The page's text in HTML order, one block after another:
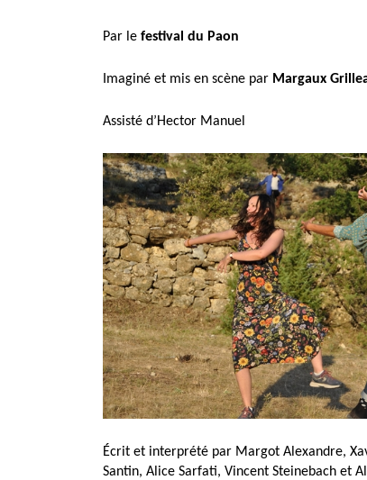
Par le festival du Paon
Imaginé et mis en scène par Margaux
Assisté d’Hector Manuel
Écrit et interprété par Margot Alexandre,
Santin, Alice Sarfati, Vincent Steinebach et